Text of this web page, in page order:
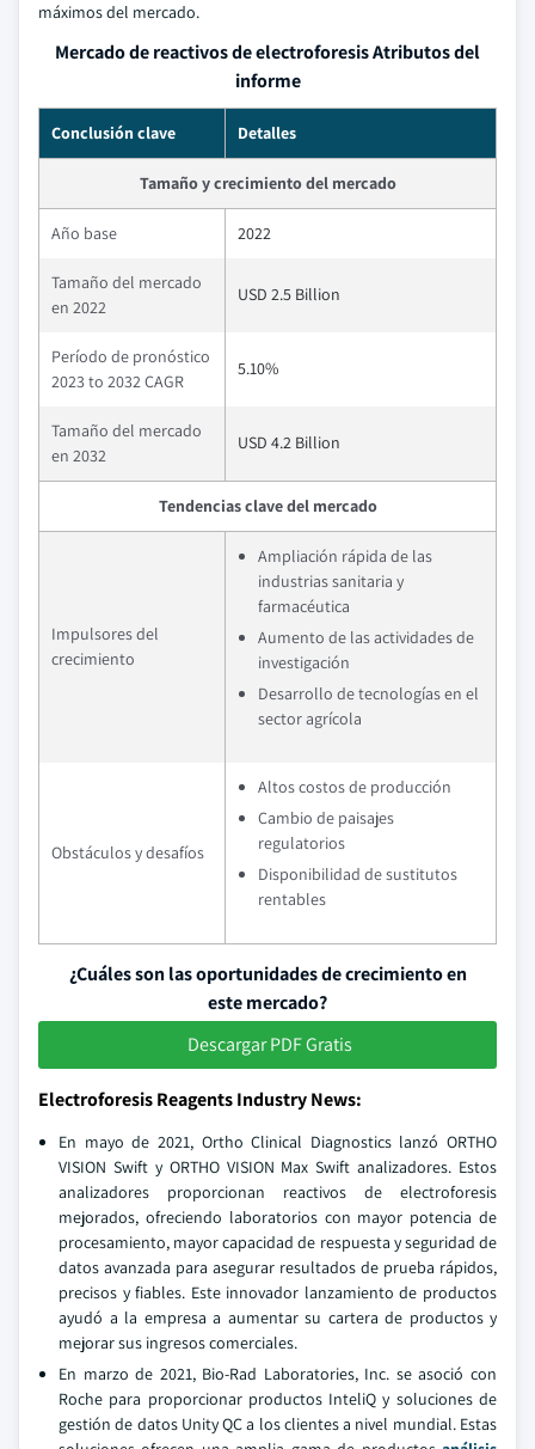
máximos del mercado.
Mercado de reactivos de electroforesis Atributos del
informe
Conclusión clave Detalles
Tamaño y crecimiento del mercado
Año base 2022
Tamaño del mercado
en 2022
USD 2.5 Billion
Período de pronóstico
2023 to 2032 CAGR
5.10%
Tamaño del mercado
en 2032
USD 4.2 Billion
Tendencias clave del mercado
Impulsores del
crecimiento
Ampliación rápida de las
industrias sanitaria y
farmacéutica
Aumento de las actividades de
investigación
Desarrollo de tecnologías en el
sector agrícola
Obstáculos y desafíos
Altos costos de producción
Cambio de paisajes
regulatorios
Disponibilidad de sustitutos
rentables
¿Cuáles son las oportunidades de crecimiento en
este mercado?
Descargar PDF Gratis
Electroforesis Reagents Industry News:
En mayo de 2021, Ortho Clinical Diagnostics lanzó ORTHO
VISION Swift y ORTHO VISION Max Swift analizadores. Estos
analizadores proporcionan reactivos de electroforesis
mejorados, ofreciendo laboratorios con mayor potencia de
procesamiento, mayor capacidad de respuesta y seguridad de
datos avanzada para asegurar resultados de prueba rápidos,
precisos y fiables. Este innovador lanzamiento de productos
ayudó a la empresa a aumentar su cartera de productos y
mejorar sus ingresos comerciales.
En marzo de 2021, Bio-Rad Laboratories, Inc. se asoció con
Roche para proporcionar productos InteliQ y soluciones de
gestión de datos Unity QC a los clientes a nivel mundial. Estas